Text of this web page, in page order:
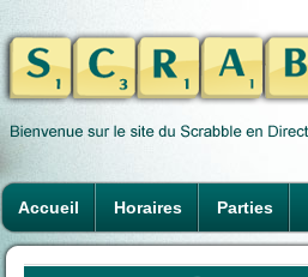
Accueil Horaires Parties